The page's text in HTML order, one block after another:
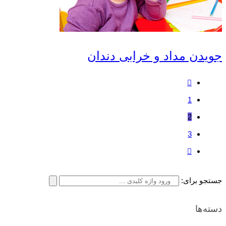
مداد و خرابی دندان
برای: